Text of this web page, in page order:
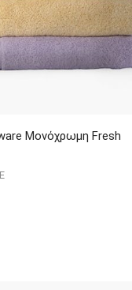
Μονόχρωμη Fresh